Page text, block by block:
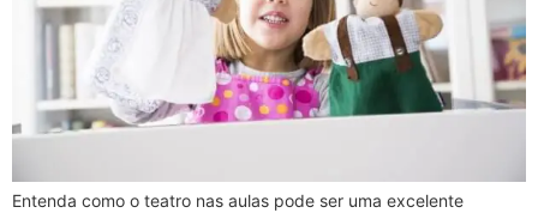
Entenda como o teatro nas aulas pode ser uma excelente